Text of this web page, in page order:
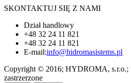
SKONTAKTUJ SIĘ Z NAMI
Dział handlowy
+48 32 24 11 821
+48 32 24 11 821
E-mail:info@hidromasistems.pl
Copyright © 2016; HYDROMA, s.r.o.;
zastrzerzone